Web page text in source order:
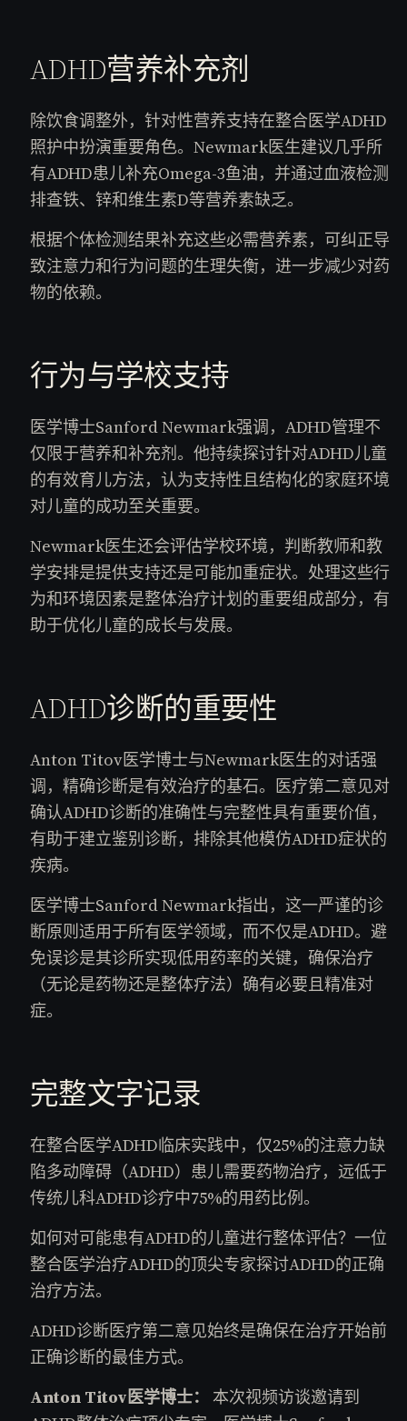
ADHD营养补充剂
除饮食调整外，针对性营养支持在整合医学ADHD
照护中扮演重要角色。Newmark医生建议几乎所
有ADHD患儿补充Omega-3鱼油，并通过血液检测
排查铁、锌和维生素D等营养素缺乏。
根据个体检测结果补充这些必需营养素，可纠正导
致注意力和行为问题的生理失衡，进一步减少对药
物的依赖。
行为与学校支持
医学博士Sanford Newmark强调，ADHD管理不
仅限于营养和补充剂。他持续探讨针对ADHD儿童
的有效育儿方法，认为支持性且结构化的家庭环境
对儿童的成功至关重要。
Newmark医生还会评估学校环境，判断教师和教
学安排是提供支持还是可能加重症状。处理这些行
为和环境因素是整体治疗计划的重要组成部分，有
助于优化儿童的成长与发展。
ADHD诊断的重要性
Anton Titov医学博士与Newmark医生的对话强
调，精确诊断是有效治疗的基石。医疗第二意见对
确认ADHD诊断的准确性与完整性具有重要价值，
有助于建立鉴别诊断，排除其他模仿ADHD症状的
疾病。
医学博士Sanford Newmark指出，这一严谨的诊
断原则适用于所有医学领域，而不仅是ADHD。避
免误诊是其诊所实现低用药率的关键，确保治疗
（无论是药物还是整体疗法）确有必要且精准对
症。
完整文字记录
在整合医学ADHD临床实践中，仅25%的注意力缺
陷多动障碍（ADHD）患儿需要药物治疗，远低于
传统儿科ADHD诊疗中75%的用药比例。
如何对可能患有ADHD的儿童进行整体评估？一位
整合医学治疗ADHD的顶尖专家探讨ADHD的正确
治疗方法。
ADHD诊断医疗第二意见始终是确保在治疗开始前
正确诊断的最佳方式。
Anton Titov医学博士：
本次视频访谈邀请到